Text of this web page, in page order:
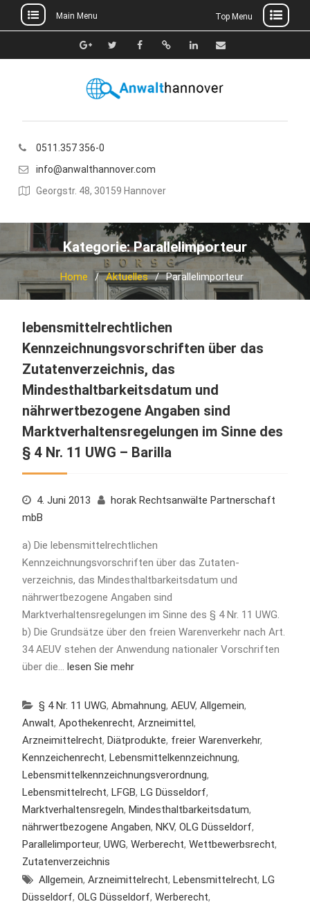
to
Main Menu Top Menu
Google+TwitterFacebook
Xing Linkedin
E-
0511.357 356-0
info@anwalthannover.com
Georgstr. 48, 30159 Hannover
Kategorie:Parallelimporteur
Home Aktuelles Parallelimporteur
lebensmittelrechtlichen
Kennzeichnungsvorschriften über das
Zutatenverzeichnis, das
Mindesthaltbarkeitsdatum und
nährwertbezogene Angaben sind
Marktverhaltensregelungen im Sinne des
§ 4 Nr. 11 UWG – Barilla
4. Juni 2013
horak Rechtsanwälte Partnerschaft
mbB
a) Die lebensmittelrechtlichen
Kennzeichnungsvorschriften über das Zutaten-
verzeichnis, das Mindesthaltbarkeitsdatum und
nährwertbezogene Angaben sind
Marktverhaltensregelungen im Sinne des § 4 Nr. 11 UWG.
b) Die Grundsätze über den freien Warenverkehr nach Art.
34 AEUV stehen der Anwendung nationaler Vorschriften
über die… lesen Sie mehr
§ 4 Nr. 11 UWG, Abmahnung, AEUV, Allgemein,
Anwalt, Apothekenrecht, Arzneimittel,
Arzneimittelrecht, Diätprodukte, freier Warenverkehr,
Kennzeichenrecht, Lebensmittelkennzeichnung,
Lebensmittelkennzeichnungsverordnung,
Lebensmittelrecht, LFGB, LG Düsseldorf,
Marktverhaltensregeln, Mindesthaltbarkeitsdatum,
nährwertbezogene Angaben, NKV, OLG Düsseldorf,
Parallelimporteur, UWG, Werberecht, Wettbewerbsrecht,
Zutatenverzeichnis
Allgemein, Arzneimittelrecht, Lebensmittelrecht, LG
Düsseldorf, OLG Düsseldorf, Werberecht,